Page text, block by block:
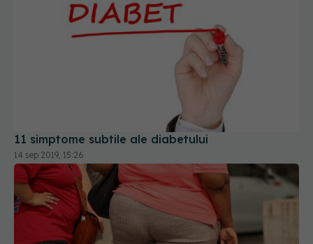
11 simptome subtile ale diabetului
14 sep 2019, 15:26